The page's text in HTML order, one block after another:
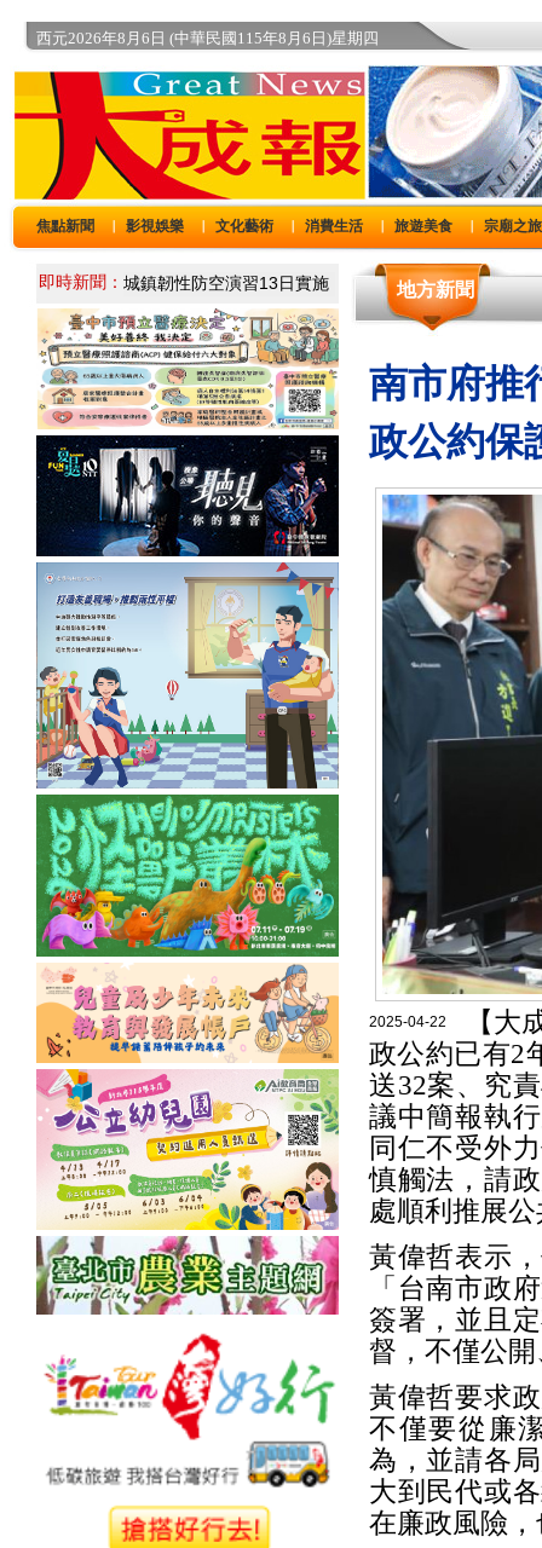
西元2026年8月6日 (中華民國115年8月6日)星期四
焦點新聞 影視娛樂 文化藝術 消費生活 旅遊美食 宗廟之旅
即時新聞： 地方新聞
南市府推
政公約保
2025-04-22
【大
政公約已有2
送32案、究
議中簡報執
同仁不受外
慎觸法，請
處順利推展
黃偉哲表示
「台南市政
簽署，並且
督，不僅公
黃偉哲要求
不僅要從廉
為，並請各
大到民代或
在廉政風險